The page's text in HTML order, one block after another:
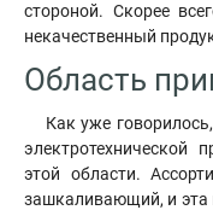
стороной. Скорее
некачественный
Область
Как уже
электротехнической
этой области.
зашкаливающий, и эта